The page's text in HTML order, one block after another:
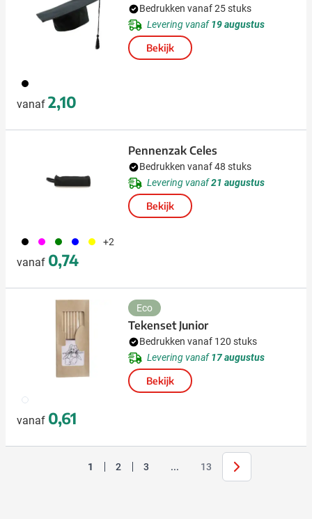
001
vanaf 2,10
Bedrukken vanaf 25 stuks
Levering vanaf19 augustus
Bekijk
001 046 004 005 006 +2
vanaf 0,74
Pennenzak Celes
Bedrukken vanaf 48 stuks
Levering vanaf21 augustus
Bekijk
009
vanaf 0,61
Eco
Tekenset Junior
Bedrukken vanaf 120 stuks
Levering vanaf17 augustus
Bekijk
U lees momenteel pagina
1 Pagina
2 Pagina
3 Jump forward
... Pagina
13 Volgende